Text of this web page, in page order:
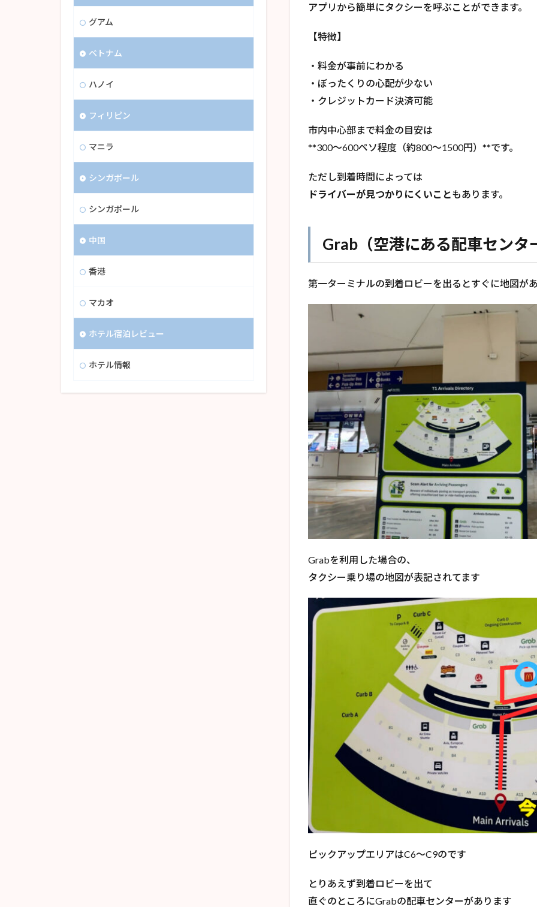
アプリから簡単にタクシーを呼ぶことができます。
【特徴】
・料金が事前にわかる
・ぼったくりの心配が少ない
・クレジットカード決済可能
市内中心部まで料金の目安は
**300〜600ペソ程度（約800〜1500円）**です。
ただし到着時間によっては
ドライバーが見つかりにくいこと もあります。
Grab（空港にある配車センタ
第一ターミナルの到着ロビーを出るとすぐに地図が
Grabを利用した場合の、
タクシー乗り場の地図が表記されてます
ピックアップエリアはC6～C9のです
とりあえず到着ロビーを出て
直ぐのところにGrabの配車センターがあります
グアム
ベトナム
ハノイ
フィリピン
マニラ
シンガポール
シンガポール
中国
香港
マカオ
ホテル宿泊レビュー
ホテル情報